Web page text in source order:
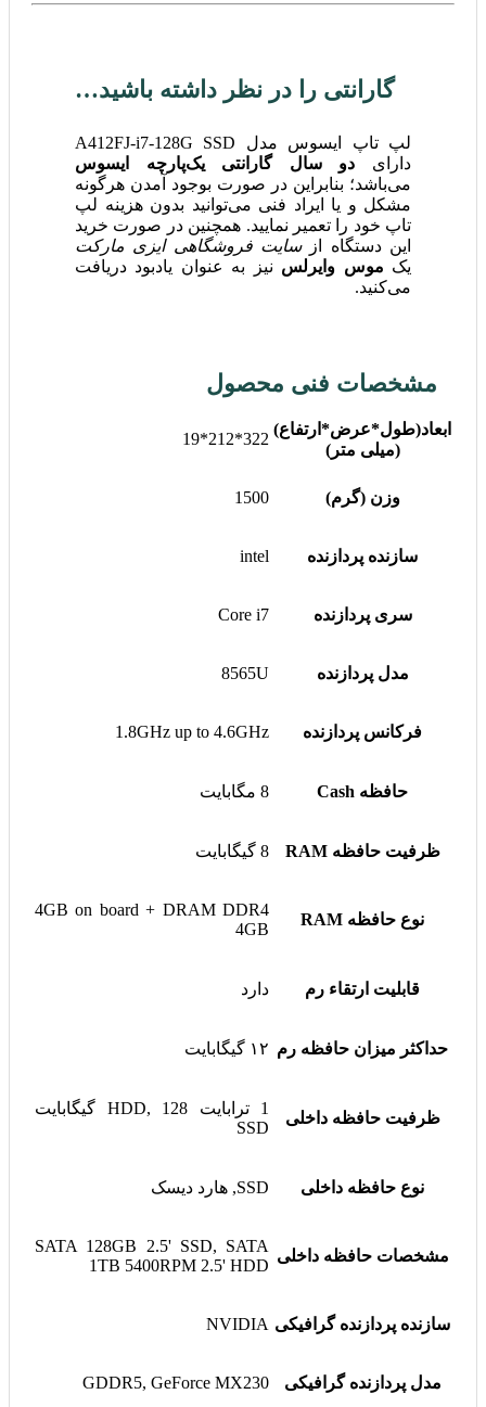
گارانتی را در نظر داشته باشید…
لپ تاپ ایسوس مدل A412FJ-i7-128G SSD
دارای دو سال گارانتی یک‌پارچه ایسوس
می‌باشد؛ بنابراین در صورت بوجود آمدن هرگونه
مشکل و یا ایراد فنی می‌توانید بدون هزینه لپ
تاپ خود را تعمیر نمایید. همچنین در صورت خرید
این دستگاه ازسایت فروشگاهی ایزی مارکت
یک موس وایرلس نیز به عنوان یادبود دریافت
می‌کنید.
مشخصات فنی محصول
ابعاد(طول*عرض*ارتفاع)
(میلی متر)
322*212*19
وزن (گرم) 1500
سازنده پردازنده intel
سری پردازنده Core i7
مدل پردازنده 8565U
فرکانس پردازنده 1.8GHz up to 4.6GHz
حافظه Cash 8 مگابایت
ظرفیت حافظه RAM 8 گیگابایت
نوع حافظه RAM
4GB on board + DRAM DDR4
4GB
قابلیت ارتقاء رم دارد
حداکثر میزان حافظه رم ۱۲ گیگابایت
ظرفیت حافظه داخلی
1 ترابایت HDD, 128 گیگابایت
SSD
نوع حافظه داخلی SSD, هارد دیسک
مشخصات حافظه داخلی
SATA 128GB 2.5' SSD, SATA
1TB 5400RPM 2.5' HDD
سازنده پردازنده گرافیکی NVIDIA
مدل پردازنده گرافیکی GDDR5, GeForce MX230